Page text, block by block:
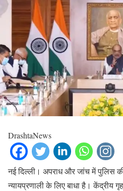
DrashtaNews
नई दिल्ली। अपराध और जांच में पुलिस
न्यायप्रणाली के लिए बाधा है। केंद्रीय